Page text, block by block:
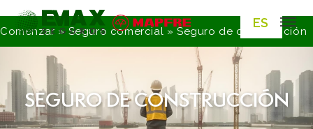
ES
Comenzar » Seguro comercial»Seguro de construcción
SEGURO DE CONSTRUCCIÓN